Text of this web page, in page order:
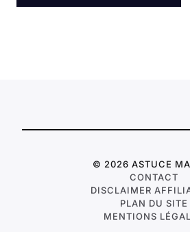
© 2026 ASTUCE
CONTACT
DISCLAIMER
PLAN DU SITE
MENTIONS